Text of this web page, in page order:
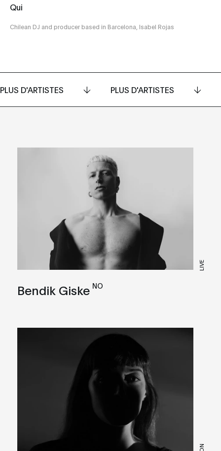
Qui
Chilean DJ and producer based in Barcelona, Isabel Rojas
PLUS D'ARTISTES PLUS D'ARTISTES
LIVE
Bendik Giske NO